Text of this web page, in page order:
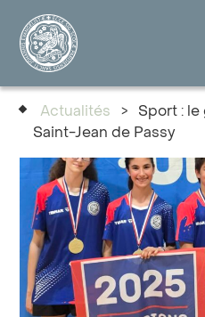
Actualités >
Sport :
Saint-Jean de Passy